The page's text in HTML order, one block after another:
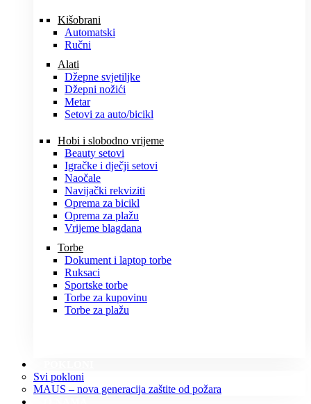
Kišobrani
Automatski
Ručni
Alati
Džepne svjetiljke
Džepni nožići
Metar
Setovi za auto/bicikl
Hobi i slobodno vrijeme
Beauty setovi
Igračke i dječji setovi
Naočale
Navijački rekviziti
Oprema za bicikl
Oprema za plažu
Vrijeme blagdana
Torbe
Dokument i laptop torbe
Ruksaci
Sportske torbe
Torbe za kupovinu
Torbe za plažu
Svi pokloni
MAUS – nova generacija zaštite od požara